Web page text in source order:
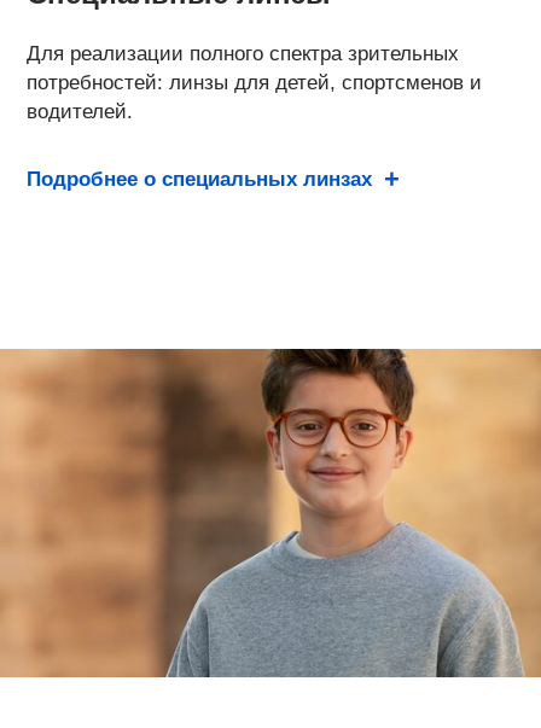
Для реализации полного спектра зрительных
потребностей: линзы для детей, спортсменов и
водителей.
Подробнее о специальных линзах